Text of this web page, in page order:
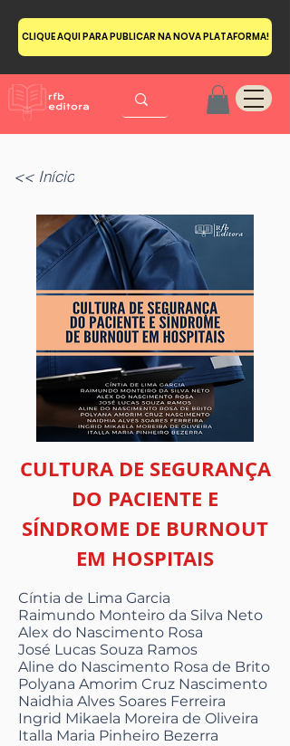
CLIQUE AQUI PARA PUBLICAR NA NOVA PLATAFORMA!
<< Início
CULTURA DE SEGURANÇA
DO PACIENTE E
SÍNDROME DE BURNOUT
EM HOSPITAIS
Cíntia de Lima Garcia
Raimundo Monteiro da Silva Neto
Alex do Nascimento Rosa
José Lucas Souza Ramos
Aline do Nascimento Rosa de Brito
Polyana Amorim Cruz Nascimento
Naidhia Alves Soares Ferreira
Ingrid Mikaela Moreira de Oliveira
Italla Maria Pinheiro Bezerra